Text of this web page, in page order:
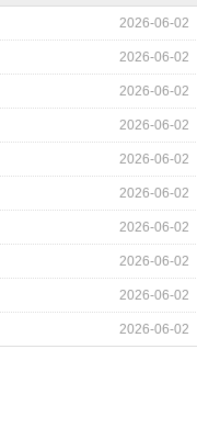
2026-06-02
2026-06-02
2026-06-02
2026-06-02
2026-06-02
2026-06-02
2026-06-02
2026-06-02
2026-06-02
2026-06-02